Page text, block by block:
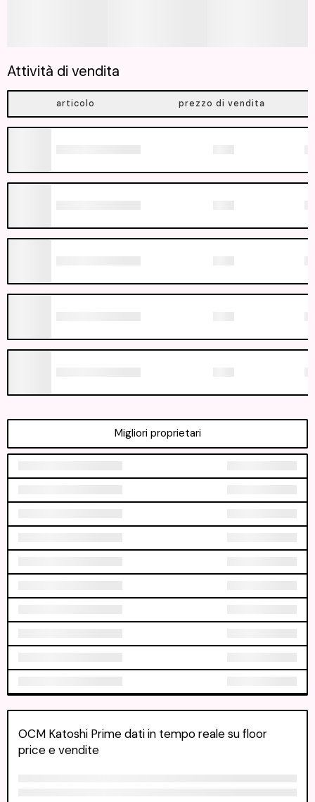
OCM Katoshi Prime dati in tempo reale su floor
price e vendite
Attività di vendita
articolo prezzo di vendita
Migliori proprietari